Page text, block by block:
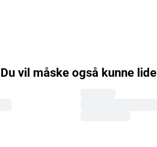
Du vil måske også kunne lide